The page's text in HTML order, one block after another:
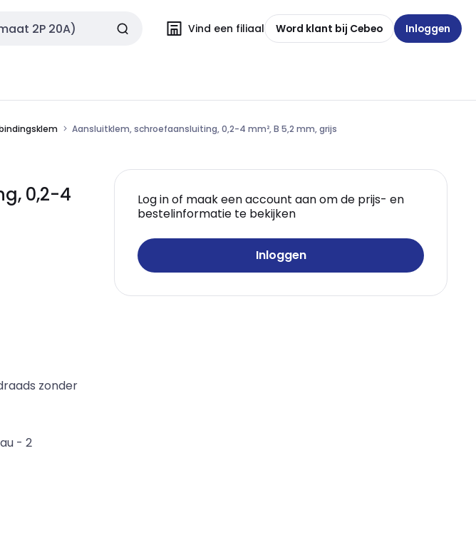
Vind een filiaal Word klant bij Cebeo Inloggen
Aansluitklem, schroefaansluiting, 0,2-4 mm², B 5,2 mm, grijs
0,2-4
Log in of maak een account aan om de prijs- en
bestelinformatie te bekijken
Inloggen
zonder
- 2